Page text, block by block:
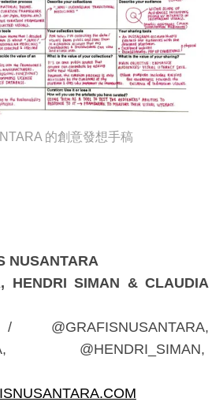
的創意發想手稿
NUSANTARA
HENDRI SIMAN & CLAUDIA
@GRAFISNUSANTARA,
@HENDRI_SIMAN,